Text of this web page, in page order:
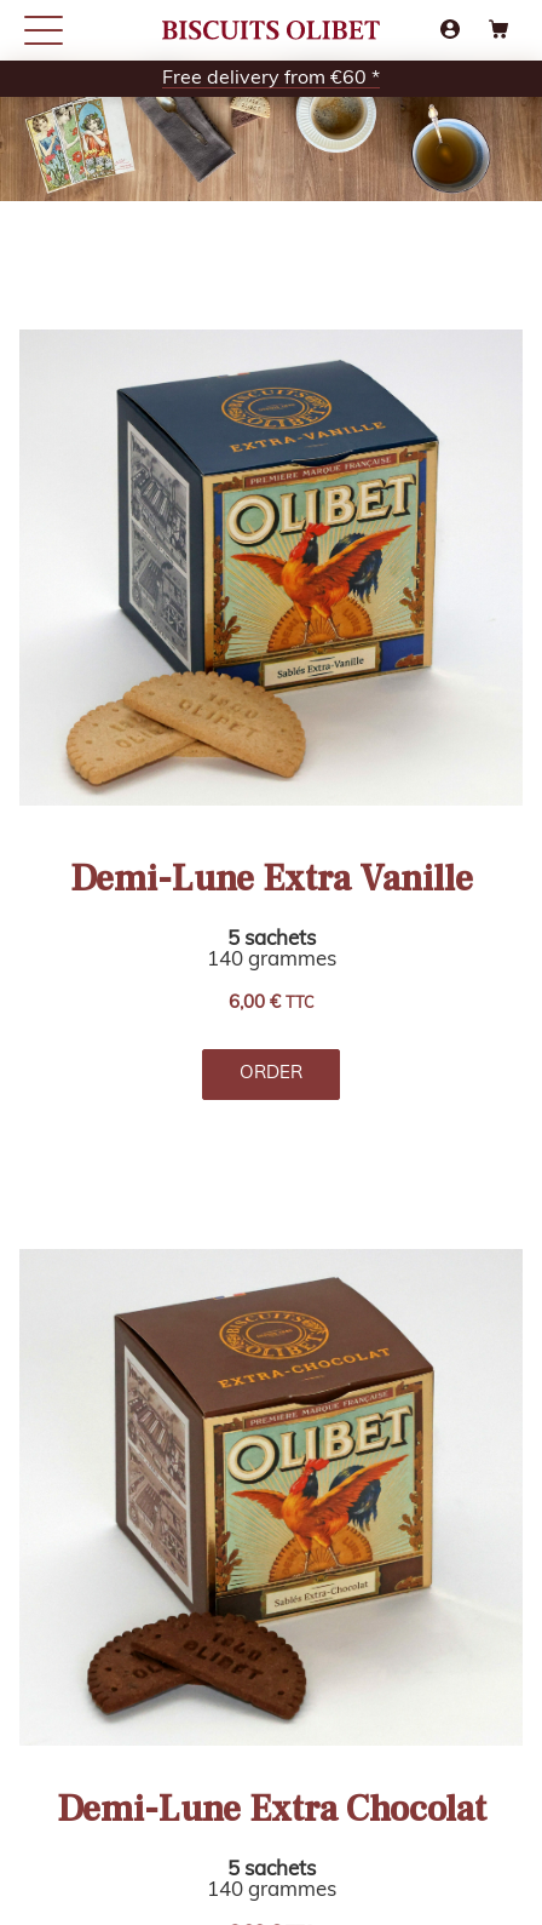
Free delivery from €60 *
Demi-Lune Extra Vanille
5 sachets
140 grammes
6,00 € TTC
ORDER
Demi-Lune Extra Chocolat
5 sachets
140 grammes